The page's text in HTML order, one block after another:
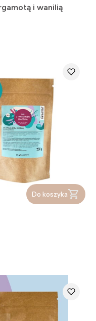
i wanilią
Do koszyka